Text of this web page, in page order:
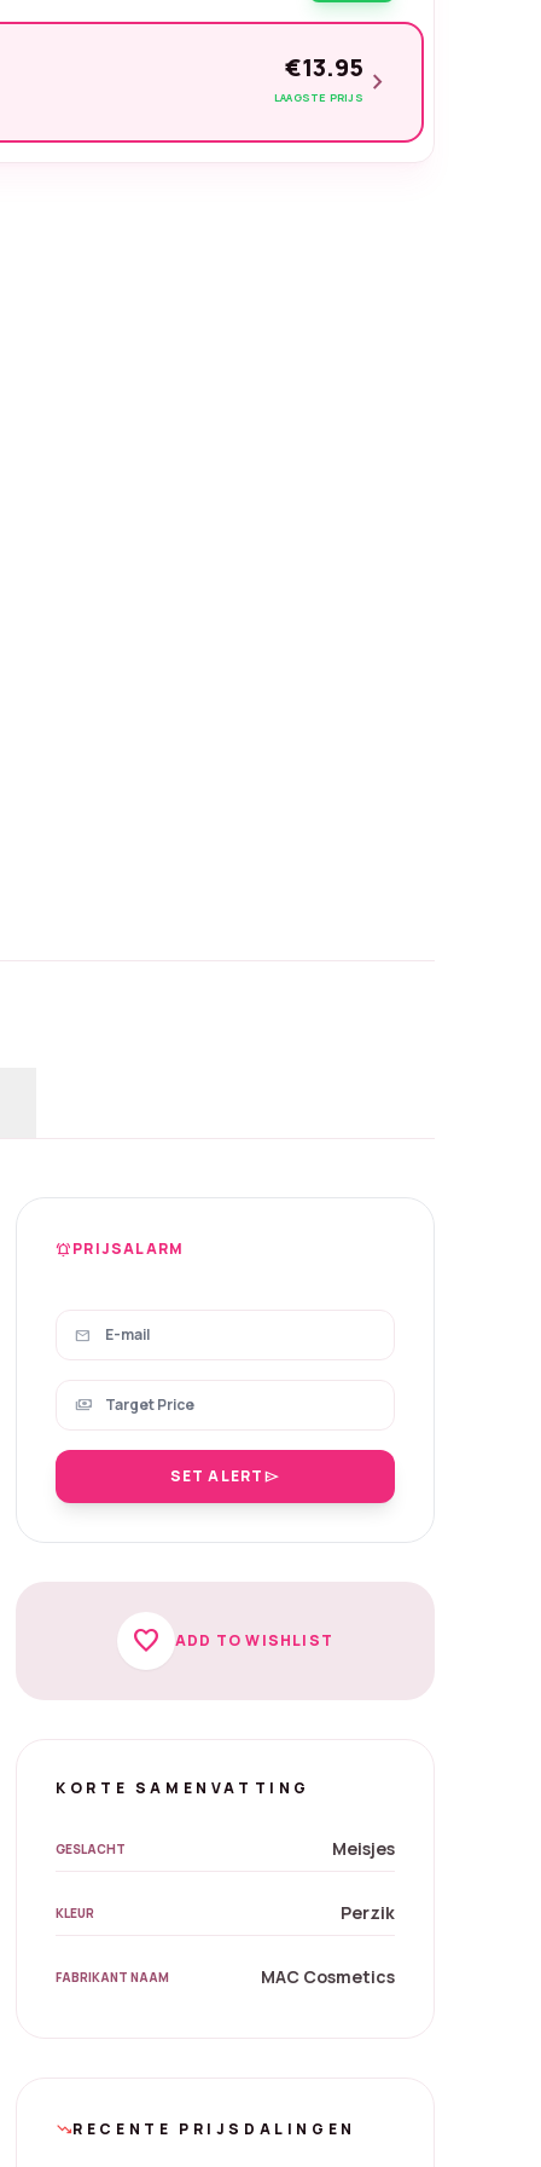
€13.95
LAAGSTE PRIJS chevron_right
notifications_activePRIJSALARM
mail
payments
SET ALERTsend
favorite ADD TO WISHLIST
KORTE SAMENVATTING
GESLACHT Meisjes
KLEUR Perzik
FABRIKANT NAAM MAC Cosmetics
trending_downRECENTE PRIJSDALINGEN